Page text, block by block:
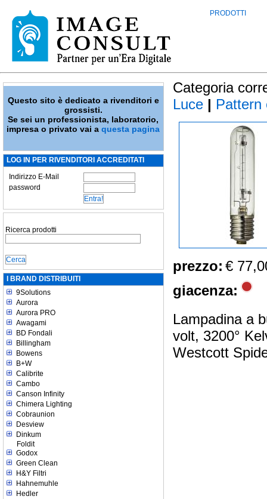
PRODOTTI
Questo sito è dedicato a rivenditori e
grossisti.
Se sei un professionista, laboratorio,
impresa o privato vai aquesta pagina
LOG IN PER RIVENDITORI ACCREDITATI
Indirizzo E-Mail
password
Ricerca prodotti
I BRAND DISTRIBUITI
9Solutions
Aurora
Aurora PRO
Awagami
BD Fondali
Billingham
Bowens
B+W
Calibrite
Cambo
Canson Infinity
Chimera Lighting
Cobraunion
Desview
Dinkum
Foldit
Godox
Green Clean
H&Y Filtri
Hahnemuhle
Hedler
Categoria
Luce | Pattern
prezzo: €
giacenza:
Lampadina a
volt, 3200°
Westcott